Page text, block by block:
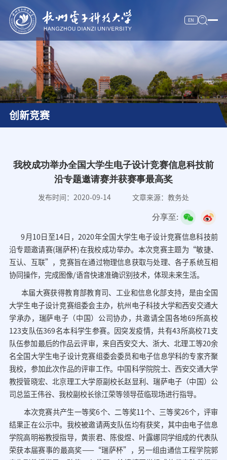
EN
校情纵览
杭电新闻
人才培养
科学研究
招生就业
创新竞赛
我校成功举办全国大学生电子设计竞赛信息科技前
沿专题邀请赛并获赛事最高奖
发布时间：2020-09-14 文章来源：教务处
分享至:
9月10日至14日，2020年全国大学生电子设计竞赛信息科技前
沿专题邀请赛(瑞萨杯)在我校成功举办。本次竞赛主题为“敏捷、
互认、互联”，竞赛旨在通过物理信息获取与处理、各子系统互相
协同操作，完成图像/语音快速准确识别技术，体现未来生活。
本届大赛获得教育部教育司、工业和信息化部支持，是由全国
大学生电子设计竞赛组委会主办，杭州电子科技大学和西安交通大
学承办，瑞萨电子（中国）公司协办，共邀请全国各地69所高校
123支队伍369名本科学生参赛。因突发疫情，共有43所高校71支
队伍参加最后的作品云评审，来自西安交大、浙大、北理工等20余
名全国大学生电子设计竞赛组委会委员和电子信息学科的专家齐聚
我校，参加此次作品的评审工作。中国科学院院士、西安交通大学
教授管晓宏、北京理工大学原副校长赵显利、瑞萨电子（中国）公
司总监王伟谷、我校副校长徐江荣等领导莅临现场进行指导。
本次竞赛共产生一等奖6个、二等奖11个、三等奖26个，评审
结果正在公示中。我校被邀请两支队伍均有获奖，其中由电子信息
学院高明裕教授指导，黄崇君、陈俊煜、叶露娜同学组成的代表队
荣获本届赛事的最高奖——“瑞萨杯”，另一组由通信工程学院郭